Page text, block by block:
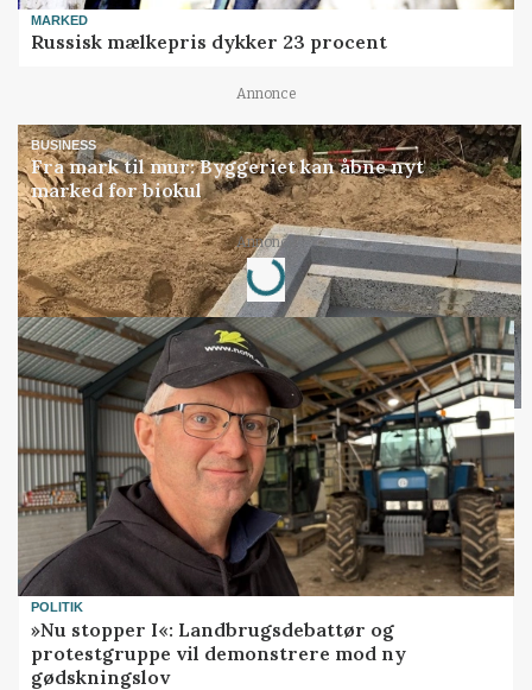
MARKED
Russisk mælkepris dykker 23 procent
Annonce
BUSINESS
Fra mark til mur: Byggeriet kan åbne nyt
marked for biokul
Annonce
Loading...
POLITIK
»Nu stopper I«: Landbrugsdebattør og
protestgruppe vil demonstrere mod ny
gødskningslov